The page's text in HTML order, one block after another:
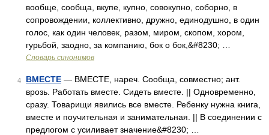
вообще, сообща, вкупе, купно, совокупно, соборно, в
сопровождении, коллективно, дружно, единодушно, в один
голос, как один человек, разом, миром, скопом, хором,
гурьбой, заодно, за компанию, бок о бок,&#8230; …
Словарь синонимов
4 ВМЕСТЕ — ВМЕСТЕ, нареч. Сообща, совместно; ант.
врозь. Работать вместе. Сидеть вместе. || Одновременно,
сразу. Товарищи явились все вместе. Ребенку нужна книга,
вместе и поучительная и занимательная. || В соединении с
предлогом с усиливает значение&#8230; …